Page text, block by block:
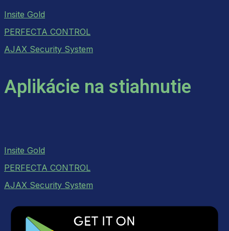
Insite Gold
PERFECTA CONTROL
AJAX Security System
Aplikácie na stiahnutie
Insite Gold
PERFECTA CONTROL
AJAX Security System